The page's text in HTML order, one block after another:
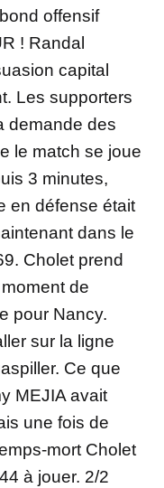
offensif
! Randal
capital
Les supporters
demande des
le match se joue
3 minutes,
en défense était
dans le
Cholet prend
de
pour Nancy.
sur la ligne
Ce que
MEJIA avait
une fois de
mort Cholet
à jouer. 2/2